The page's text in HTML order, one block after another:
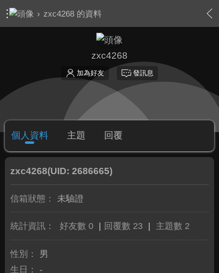
› zxc4268 的資料
zxc4268
加為好友 發訊息
個人資料 主題 回覆
zxc4268(UID: 2686665)
信箱狀態： 未驗證
統計資訊： 好友數 0 回覆數 23 主題數 2
性別：
男
生日：
-